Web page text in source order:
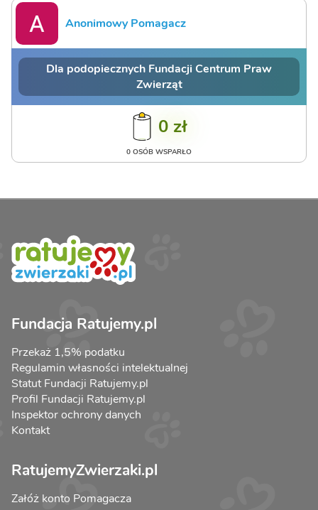
Anonimowy Pomagacz
Dla podopiecznych Fundacji Centrum Praw
Zwierząt
0 zł
0 OSÓB WSPARŁO
Fundacja Ratujemy.pl
Przekaż 1,5% podatku
Regulamin własności intelektualnej
Statut Fundacji Ratujemy.pl
Profil Fundacji Ratujemy.pl
Inspektor ochrony danych
Kontakt
RatujemyZwierzaki.pl
Załóż konto Pomagacza